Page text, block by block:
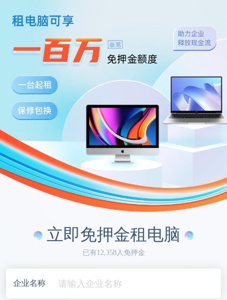
立即免押金租电脑
已有12,358人免押金
企业名称